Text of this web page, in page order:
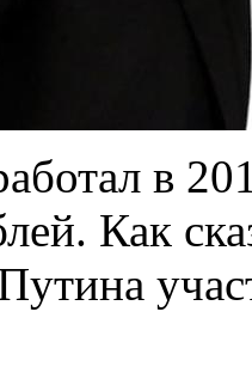
в
Как